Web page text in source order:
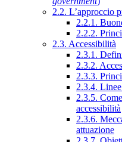
2.2. L’approccio
2.2.1.
2.2.2.
2.3. Accessibilità
2.3.1.
2.3.2.
2.3.3.
2.3.4.
2.3.5.
accessibilità
2.3.6.
attuazione